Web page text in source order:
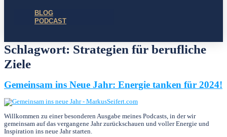
BLOG
PODCAST
Schlagwort: Strategien für berufliche
Ziele
Gemeinsam ins Neue Jahr: Energie tanken für 2024!
Willkommen zu einer besonderen Ausgabe meines Podcasts, in der wir
gemeinsam auf das vergangene Jahr zurückschauen und voller Energie und
Inspiration ins neue Jahr starten.